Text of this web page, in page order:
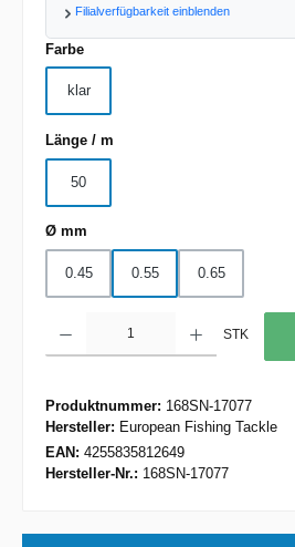
Filialverfügbarkeit einblenden
Farbeauswählen
klar
Länge / m
50
Ø mm
0.45 0.55 0.65
STK
Produktnummer: 168SN-17077
Hersteller: European Fishing Tackle
EAN: 4255835812649
Hersteller-Nr.: 168SN-17077